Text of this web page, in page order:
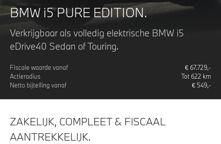
BMW i5 PURE EDITION.
Verkrijgbaar als volledig elektrische BMW i5
eDrive40 Sedan of Touring.
Fiscale waarde vanaf € 67.729,-
Actieradius
Tot 622 km
Netto bijtelling vanaf
€ 549,-
ZAKELIJK, COMPLEET & FISCAAL
AANTREKKELIJK.